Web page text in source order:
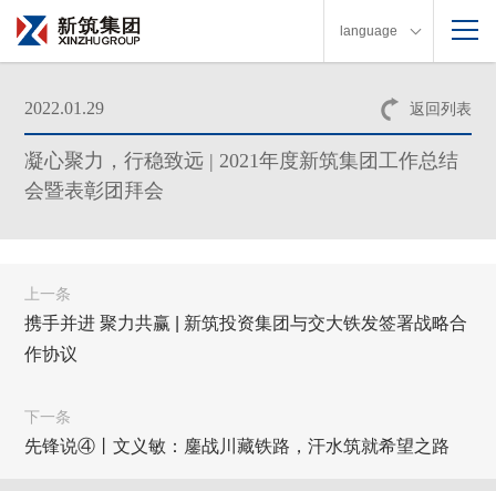
language
返回列表
2022.01.29
凝心聚力，行稳致远 | 2021年度新筑集团工作总结
会暨表彰团拜会
上一条
携手并进 聚力共赢 | 新筑投资集团与交大铁发签署战略合
作协议
下一条
先锋说④丨文义敏：鏖战川藏铁路，汗水筑就希望之路